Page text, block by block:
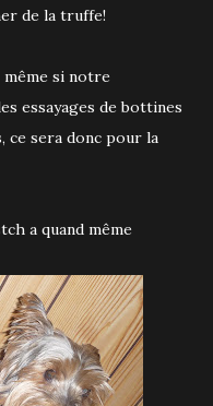
de la truffe!
même si notre
essayages de bottines
ce sera donc pour la
a quand même